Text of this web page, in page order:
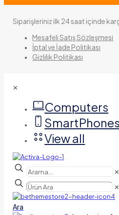
Siparişleriniz ilk 24 saat içinde
Mesafeli Satış Sözleşmesi
İptal ve İade Politikası
Gizlilik Politikası
✕
Computers
SmartPhones
View all
✕
✕
Ara